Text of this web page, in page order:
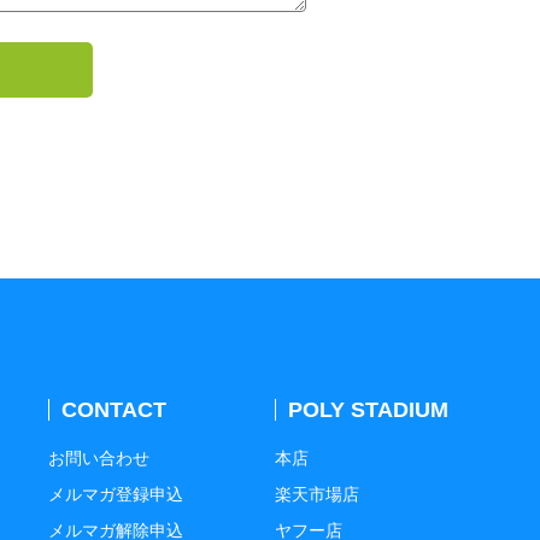
CONTACT
お問い合わせ
メルマガ登録申込
メルマガ解除申込
POLY STADIUM
本店
楽天市場店
ヤフー店